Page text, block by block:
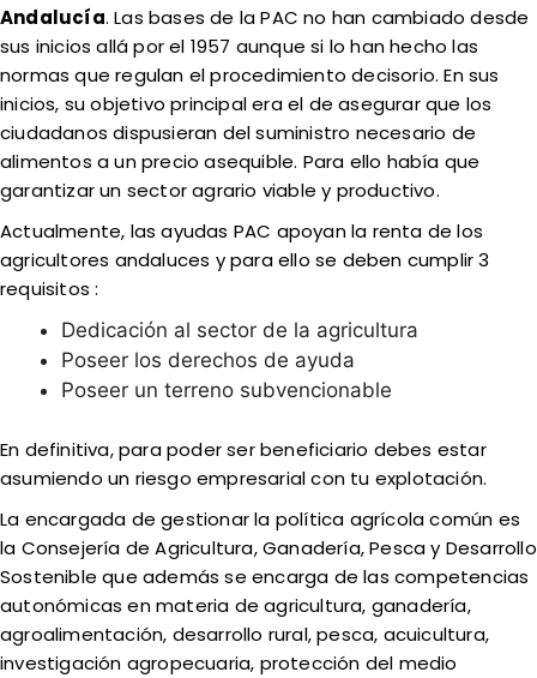
Andalucía. Las bases de la PAC no han cambiado desde
sus inicios allá por el 1957 aunque si lo han hecho las
normas que regulan el procedimiento decisorio. En sus
inicios, su objetivo principal era el de asegurar que los
ciudadanos dispusieran del suministro necesario de
alimentos a un precio asequible. Para ello había que
garantizar un sector agrario viable y productivo.
Actualmente, las ayudas PAC apoyan la renta de los
agricultores andaluces y para ello se deben cumplir 3
requisitos :
Dedicación al sector de la agricultura
Poseer los derechos de ayuda
Poseer un terreno subvencionable
En definitiva, para poder ser beneficiario debes estar
asumiendo un riesgo empresarial con tu explotación.
La encargada de gestionar la política agrícola común es
la Consejería de Agricultura, Ganadería, Pesca y Desarrollo
Sostenible que además se encarga de las competencias
autonómicas en materia de agricultura, ganadería,
agroalimentación, desarrollo rural, pesca, acuicultura,
investigación agropecuaria, protección del medio